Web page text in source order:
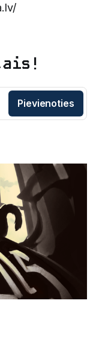
Pievienoties